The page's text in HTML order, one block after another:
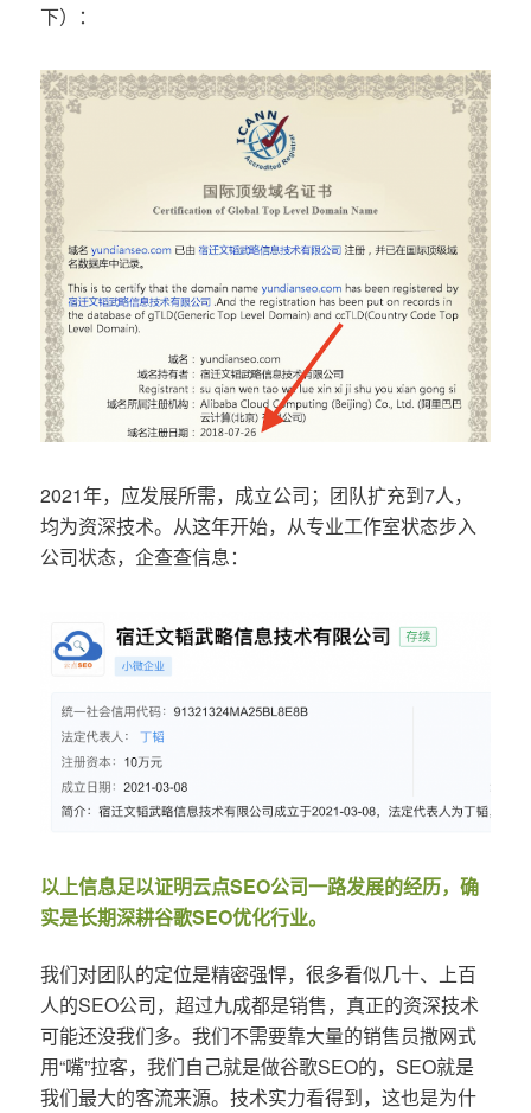
下）：
2021年，应发展所需，成立公司；团队扩充到7人，
均为资深技术。从这年开始，从专业工作室状态步入
公司状态，企查查信息：
以上信息足以证明云点SEO公司一路发展的经历，确
实是长期深耕谷歌SEO优化行业。
我们对团队的定位是精密强悍，很多看似几十、上百
人的SEO公司，超过九成都是销售，真正的资深技术
可能还没我们多。我们不需要靠大量的销售员撒网式
用“嘴”拉客，我们自己就是做谷歌SEO的，SEO就是
我们最大的客流来源。技术实力看得到，这也是为什